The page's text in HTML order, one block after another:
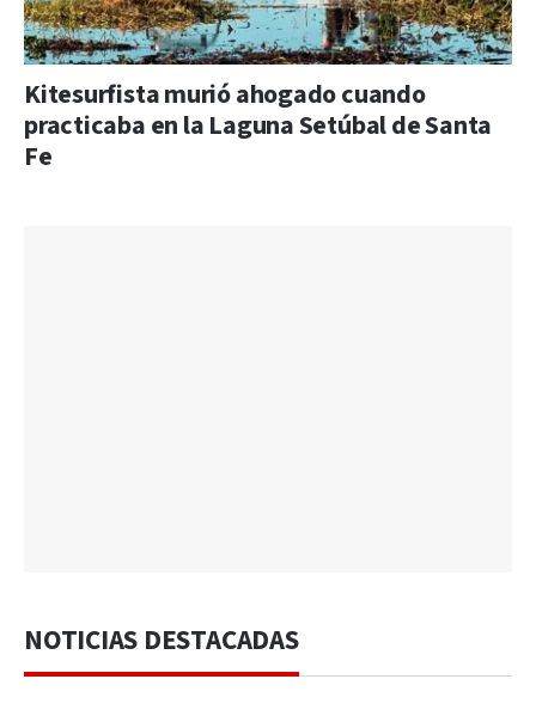
Kitesurfista murió ahogado cuando
practicaba en la Laguna Setúbal de Santa
Fe
NOTICIAS DESTACADAS